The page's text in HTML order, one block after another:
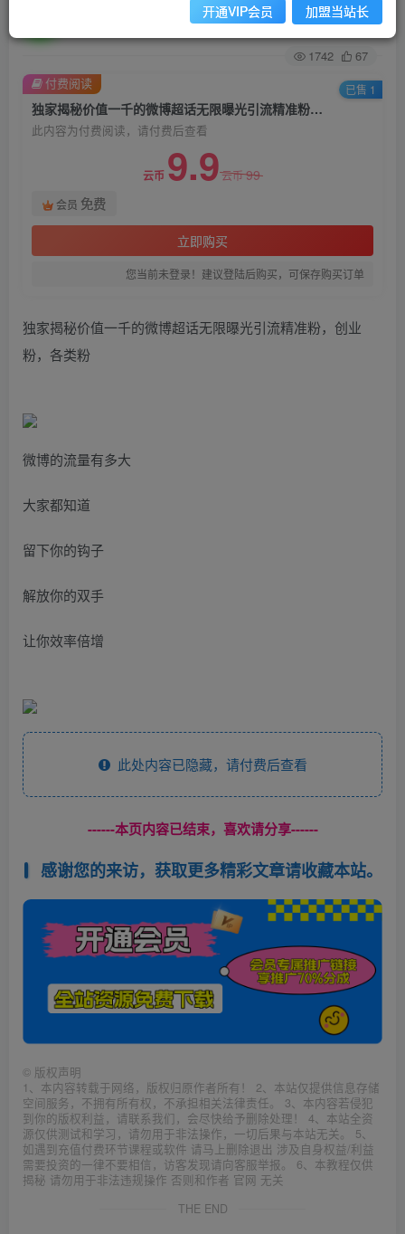
关注 私信
1742 67
独家揭秘价值一千的微博超话无限曝光引流精准粉，创业粉，各类粉
此内容为付费阅读，请付费后查看
云币 9.9云币99
会员 免费
立即购买
您当前未登录！建议登陆后购买，可保存购买订单
付费阅读 已售 1
独家揭秘价值一千的微博超话无限曝光引流精准粉，创业
粉，各类粉
微博的流量有多大
大家都知道
留下你的钩子
解放你的双手
让你效率倍增
此处内容已隐藏，请付费后查看
------本页内容已结束，喜欢请分享------
感谢您的来访，获取更多精彩文章请收藏本站。
© 版权声明
1、本内容转载于网络，版权归原作者所有！ 2、本站仅提供信息存储
空间服务，不拥有所有权，不承担相关法律责任。 3、本内容若侵犯
到你的版权利益，请联系我们，会尽快给予删除处理！ 4、本站全资
源仅供测试和学习，请勿用于非法操作，一切后果与本站无关。 5、
如遇到充值付费环节课程或软件 请马上删除退出 涉及自身权益/利益
需要投资的一律不要相信，访客发现请向客服举报。 6、本教程仅供
揭秘 请勿用于非法违规操作 否则和作者 官网 无关
THE END
开通VIP会员 加盟当站长